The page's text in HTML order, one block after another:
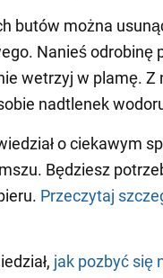
butów można
Nanieś odrobinę
wetrzyj w plamę. Z
nadtlenek
o ciekawym
Będziesz
Przeczytaj
jak pozbyć się